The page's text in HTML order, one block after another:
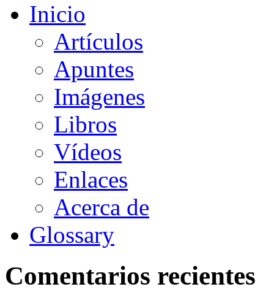
Inicio
Artículos
Apuntes
Imágenes
Libros
Vídeos
Enlaces
Acerca de
Glossary
Comentarios recientes